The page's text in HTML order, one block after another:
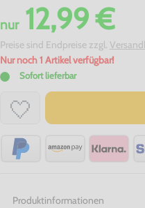
nur12,99 €
Preise sind Endpreise zzgl.
Nur noch 1 Artikel verfügbar!
Sofort lieferbar
Produktinformationen